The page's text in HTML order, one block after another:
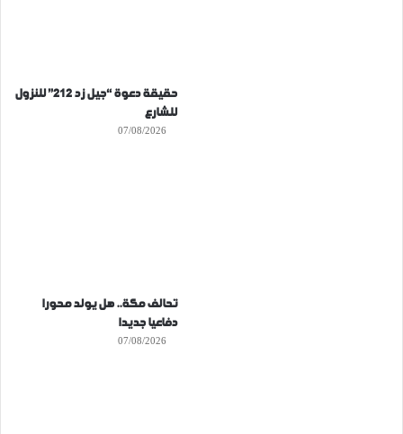
حقيقة دعوة “جيل زد 212” للنزول
للشارع
07/08/2026
تحالف مكة.. هل يولد محورا
دفاعيا جديدا
07/08/2026